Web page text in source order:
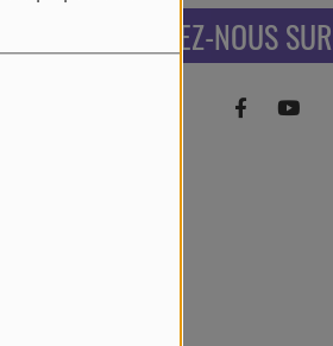
RETROUVEZ-NOUS SUR